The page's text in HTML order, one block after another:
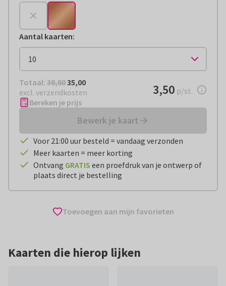
+€ 0,99
Aantal kaarten:
Totaal: € 35,00
Totaal: 38,8035,00
excl. verzendkosten
€ 3,50per stuk
3,50 p/st.
Bereken je prijs
Bewerk je kaart
Voor 21:00 uur besteld = vandaag verzonden
Meer kaarten = meer korting
Ontvang GRATIS een proefdruk van je ontwerp of
plaats direct je bestelling
Toevoegen aan mijn favorieten
Kaarten die hierop lijken